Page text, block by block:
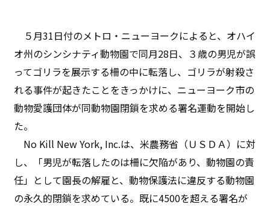
５月31日付のメトロ・ニューヨークによると、オハイ
オ州のシンシナティ動物園で同月28日、３歳の男児が誤
ってゴリラを展示する柵の中に転落し、ゴリラが射殺さ
れる事件が起きたことをきっかけに、ニューヨーク市の
動物愛護団体が同動物園閉鎖を求める署名運動を開始し
た。
No Kill New York, Inc.は、米農務省（ＵＳＤＡ）に対
し、「男児が転落したのは柵に欠陥があり、動物園の責
任」として園長の解雇と、動物保護法に違反する動物園
の永久的閉鎖を求めている。既に4500を超える署名が